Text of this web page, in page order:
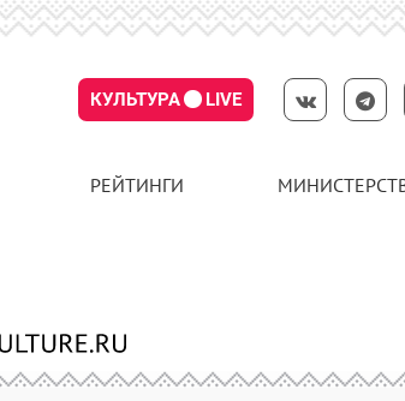
КУЛЬТУРА LIVE
РЕЙТИНГИ